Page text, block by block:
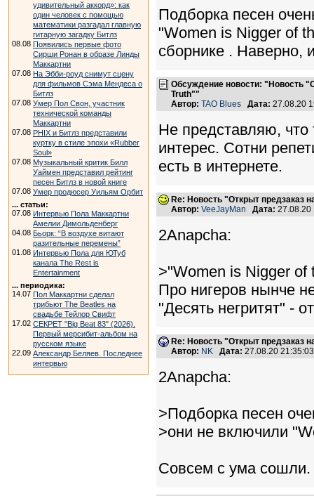
удивительный аккорд»: как
один человек с помощью
математики разгадал главную
гитарную загадку Битлз
08.08 Появились первые фото
Сирши Ронан в образе Линды
Маккартни
07.08 На Эбби-роуд снимут сцену
для фильмов Сэма Мендеса о
Битлз
07.08 Умер Пол Свон, участник
технической команды
Маккартни
07.08 PHIX и Битлз представили
куртку в стиле эпохи «Rubber
Soul»
07.08 Музыкальный критик Билл
Уаймен представил рейтинг
песен Битлз в новой книге
07.08 Умер продюсер Уильям Орбит
... статьи:
07.08 Интервью Пола Маккартни
Амелии Димольденберг
04.08 Бьорк: “В воздухе витают
разительные перемены”
01.08 Интервью Пола для ЮТуб
канала The Rest is
Entertainment
... периодика:
14.07 Пол Маккартни сделал
трибьют The Beatles на
свадьбе Тейлор Свифт
17.02 СЕКРЕТ "Big Beat 83" (2026).
Первый мерсибит-альбом на
русском языке
22.09 Александр Беляев. Последнее
интервью
Подборка песен
"Women is Nigger of
сборнике . Наверно,
Обсуждение новости: "Новость
Truth""
Автор: TAO Blues Дата: 27.08.20
Не представляю,
интерес. Сотни
есть в интернете.
Re: Новость "Открыт предзаказ
Автор: VeeJayMan Дата:
2Anapcha:
>"Women is Nigger of
Про нигеров нынче
"Десять негритят" -
Re: Новость "Открыт предзаказ
Автор: NK Дата: 27.08.20
2Anapcha:
>Подборка песен
>они не включили
Совсем с ума сошли.